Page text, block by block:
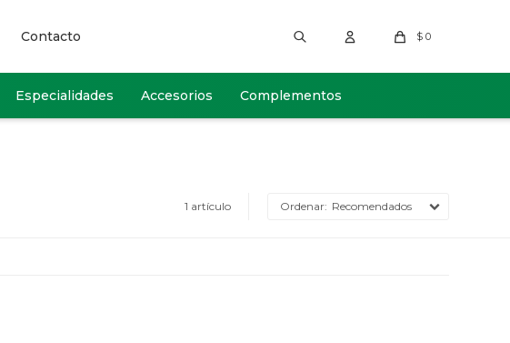
Especialidades Accesorios Complementos
$ 0
Contacto
1 artículo Recomendados